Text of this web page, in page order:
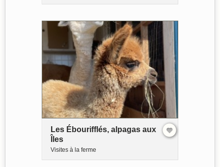
Les Ébourifflés, alpagas aux
Îles
Visites à la ferme